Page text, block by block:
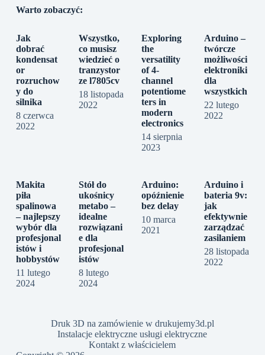
Warto zobaczyć:
Jak
dobrać
kondensat
or
rozruchow
y do
silnika
8 czerwca
2022
Wszystko,
co musisz
wiedzieć o
tranzystor
ze l7805cv
18 listopada
2022
Exploring
the
versatility
of 4-
channel
potentiome
ters in
modern
electronics
14 sierpnia
2023
Arduino –
twórcze
możliwości
elektroniki
dla
wszystkich
22 lutego
2022
Makita
piła
spalinowa
– najlepszy
wybór dla
profesjonal
istów i
hobbystów
11 lutego
2024
Stół do
ukośnicy
metabo –
idealne
rozwiązani
e dla
profesjonal
istów
8 lutego
2024
Arduino:
opóźnienie
bez delay
10 marca
2021
Arduino i
bateria 9v:
jak
efektywnie
zarządzać
zasilaniem
28 listopada
2022
Druk 3D na zamówienie w drukujemy3d.pl
Instalacje elektryczne usługi elektryczne
Kontakt z właścicielem